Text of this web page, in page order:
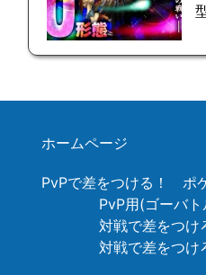
ホームページ
PvPで差をつける！ ポ
PvP用(ゴーバ
対戦で差をつけ
対戦で差をつけ